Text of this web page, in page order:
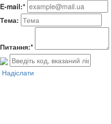
E-mail:*
Тема:
Питання:*
Надіслати